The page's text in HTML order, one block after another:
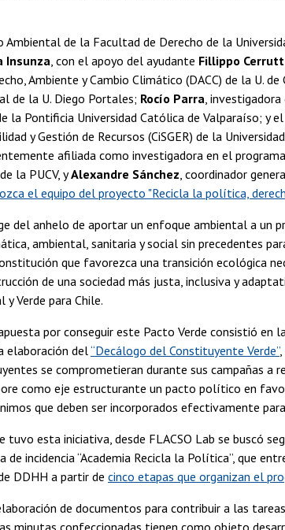
Ambiental de la Facultad de Derecho de la
Insunza , con el apoyo del ayudante Fillippo
Ambiente y Cambio Climático (DACC) de la U. de
de la U. Diego Portales; Rocío Parra ,
la Pontificia Universidad Católica de Valparaíso; y
y Gestión de Recursos (CiSGER) de la
afiliada como investigadora en el
la PUCV, yAlexandre Sánchez , coordinador
el equipo del proyecto "Recicla la política,
del anhelo de aportar un enfoque ambiental a un
ambiental, sanitaria y social sin precedentes
que favorezca una transición ecológica
de una sociedad más justa, inclusiva y
Verde para Chile.
por conseguir este Pacto Verde consistió en
elaboración del“Decálogo del Constituyente Verde”
se comprometieran durante sus campañas
como eje estructurante un pacto político en
que deben ser incorporados efectivamente
tuvo esta iniciativa, desde FLACSO Lab se buscó
incidencia “Academia Recicla la Política”, que
DDHH a partir de cinco etapas que organizan el
de documentos para contribuir a las
minutas confeccionadas tienen como objeto